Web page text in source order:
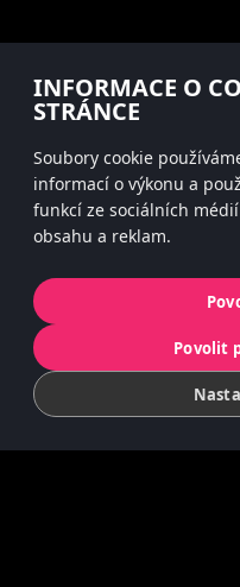
INFORMACE O
STRÁNCE
Soubory cookie
informací o výkonu a
funkcí ze sociálních
obsahu a reklam.
Povolit
concept by